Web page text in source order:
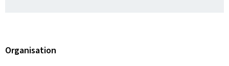
Organisation